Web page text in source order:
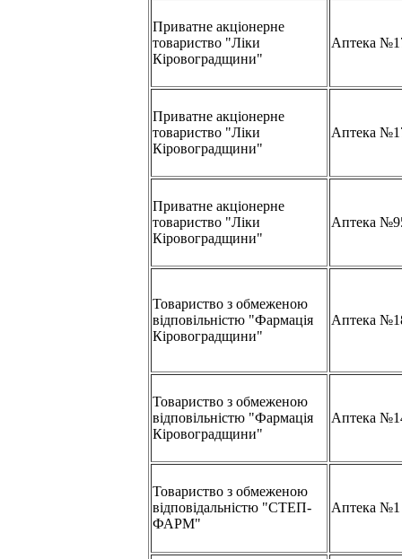
Приватне акціонерне
товариство "Ліки
Кіровоградщини"
Аптека
Приватне акціонерне
товариство "Ліки
Кіровоградщини"
Аптека
Приватне акціонерне
товариство "Ліки
Кіровоградщини"
Аптека
Товариство з обмеженою
відповільністю "Фармація
Кіровоградщини"
Аптека
Товариство з обмеженою
відповільністю "Фармація
Кіровоградщини"
Аптека
Товариство з обмеженою
відповідальністю "СТЕП-
ФАРМ"
Аптека №1